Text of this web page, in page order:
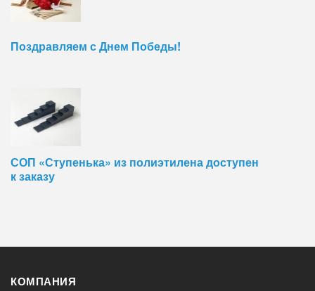
Поздравляем с Днем Победы!
СОП «Ступенька» из полиэтилена доступен
к заказу
КОМПАНИЯ